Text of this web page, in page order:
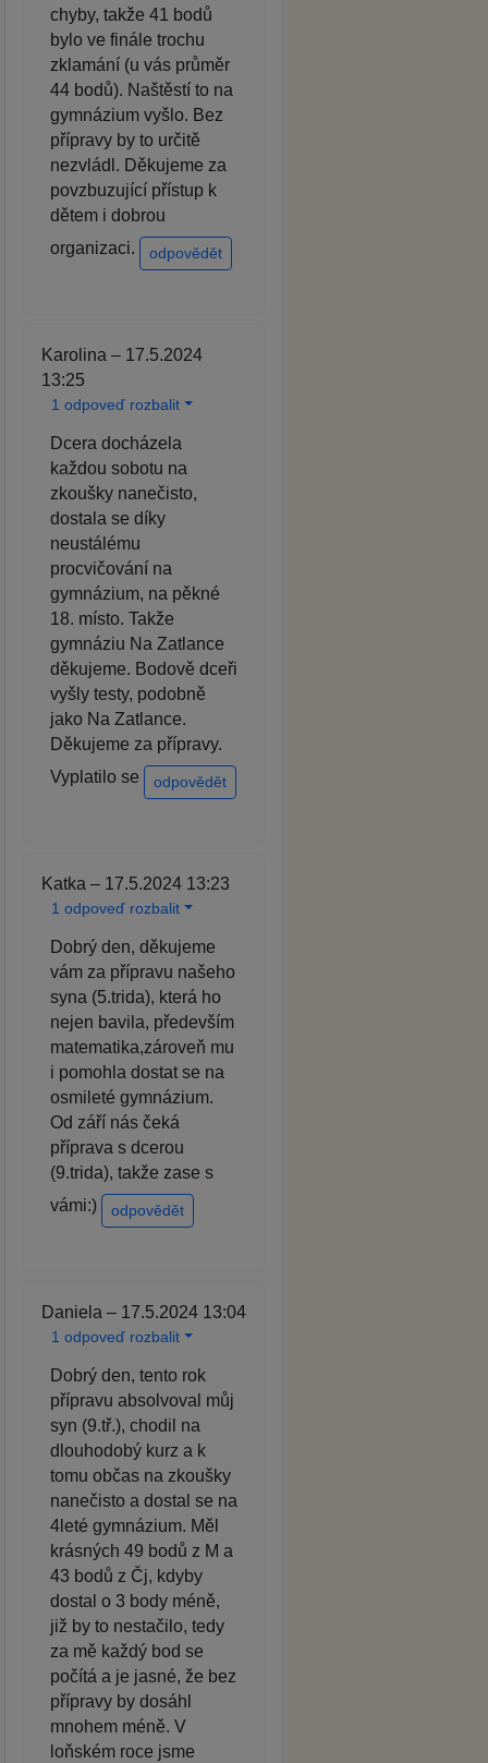
chyby, takže 41 bodů
bylo ve finále trochu
zklamání (u vás průměr
44 bodů). Naštěstí to na
gymnázium vyšlo. Bez
přípravy by to určitě
nezvládl. Děkujeme za
povzbuzující přístup k
dětem i dobrou
organizaci.
odpovědět
Karolina – 17.5.2024
13:25
1 odpoveď rozbalit
Dcera docházela
každou sobotu na
zkoušky nanečisto,
dostala se díky
neustálému
procvičování na
gymnázium, na pěkné
18. místo. Takže
gymnáziu Na Zatlance
děkujeme. Bodově dceři
vyšly testy, podobně
jako Na Zatlance.
Děkujeme za přípravy.
Vyplatilo se
odpovědět
Katka – 17.5.2024 13:23
1 odpoveď rozbalit
Dobrý den, děkujeme
vám za přípravu našeho
syna (5.trida), která ho
nejen bavila, především
matematika,zároveň mu
i pomohla dostat se na
osmileté gymnázium.
Od září nás čeká
příprava s dcerou
(9.trida), takže zase s
vámi:)
odpovědět
Daniela – 17.5.2024 13:04
1 odpoveď rozbalit
Dobrý den, tento rok
přípravu absolvoval můj
syn (9.tř.), chodil na
dlouhodobý kurz a k
tomu občas na zkoušky
nanečisto a dostal se na
4leté gymnázium. Měl
krásných 49 bodů z M a
43 bodů z Čj, kdyby
dostal o 3 body méně,
již by to nestačilo, tedy
za mě každý bod se
počítá a je jasné, že bez
přípravy by dosáhl
mnohem méně. V
loňském roce jsme